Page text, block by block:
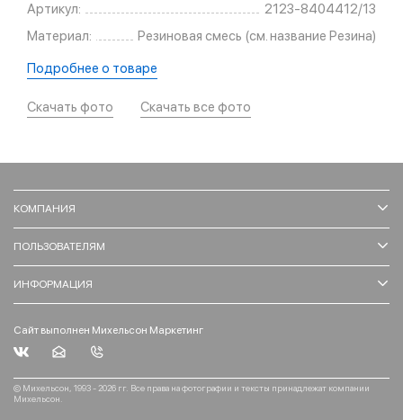
Артикул:
2123-8404412/13
Материал:
Резиновая смесь (см. название Резина)
Подробнее о товаре
Скачать фото Скачать все фото
КОМПАНИЯ
ПОЛЬЗОВАТЕЛЯМ
ИНФОРМАЦИЯ
Сайт выполнен Михельсон Маркетинг
© Михельсон, 1993 - 2026 гг. Все права на фотографии и тексты принадлежат компании
Михельсон.